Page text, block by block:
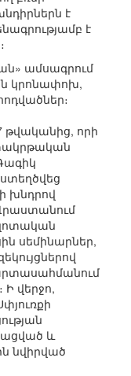
է
է
ամսագրում
կրոնափոխ,
թվականից, որի
խնդրով
սեմինարներ,
վերջո,
և
նվիրված